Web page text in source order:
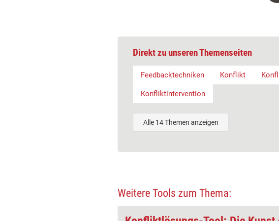
Direkt zu unseren Themenseiten
Feedbacktechniken Konflikt
Konfliktintervention
Alle 14 Themen anzeigen
Weitere Tools zum Thema: